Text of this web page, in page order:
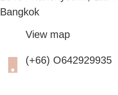
Bangkok
View map
(+66) O642929935